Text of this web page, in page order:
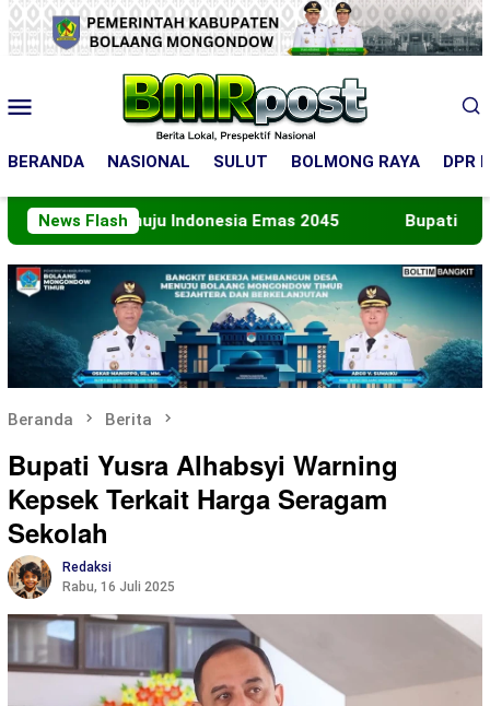
Loncat
ke
konten
Mobile
BERANDA NASIONAL SULUT BOLMONG RAYA DPR
News Flash
Menuju Indonesia Emas 2045 Bupati Boltara Lepas
Beranda Berita
Bupati Yusra Alhabsyi Warning
Kepsek Terkait Harga Seragam
Sekolah
Redaksi
Rabu, 16 Juli 2025